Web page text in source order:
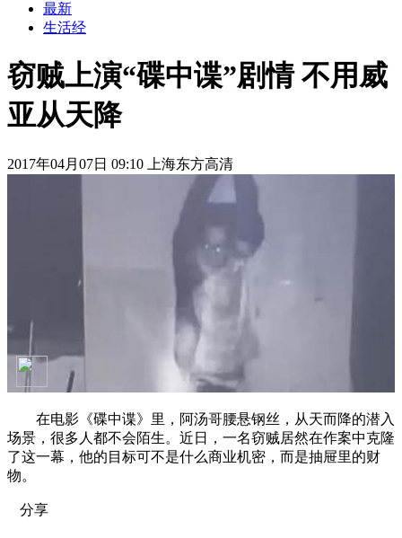
最新
生活经
窃贼上演“碟中谍”剧情 不用威
亚从天降
2017年04月07日 09:10 上海东方高清
在电影《碟中谍》里，阿汤哥腰悬钢丝，从天而降的潜入
场景，很多人都不会陌生。近日，一名窃贼居然在作案中克隆
了这一幕，他的目标可不是什么商业机密，而是抽屉里的财
物。
分享